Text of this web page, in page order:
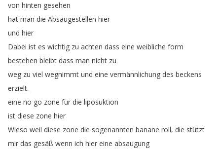
von hinten gesehen
hat man die Absaugestellen hier
und hier
Dabei ist es wichtig zu achten dass eine weibliche form
bestehen bleibt dass man nicht zu
weg zu viel wegnimmt und eine vermännlichung des beckens
erzielt.
eine no go zone für die liposuktion
ist diese zone hier
Wieso weil diese zone die sogenannten banane roll, die stützt
mir das gesäß wenn ich hier eine absaugung